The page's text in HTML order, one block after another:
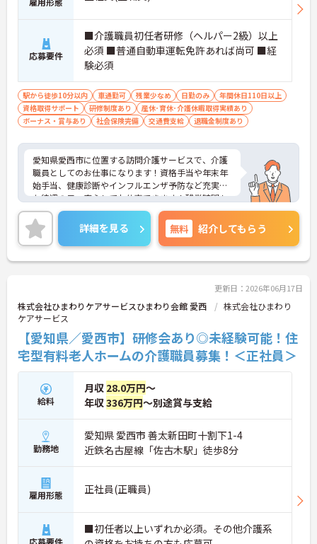
応募要件
■介護職員初任者研修（ヘルパー2級）以上
必須 ■普通自動車運転免許あれば尚可 ■経
験必須
駅から徒歩10分以内 車通勤可 残業少なめ 日勤のみ
年間休日110日以上
資格取得サポート
研修制度あり
産休･育休･介護休暇取得実績あり
ボーナス・賞与あり
社会保険完備 交通費支給 退職金制度あり
愛知県愛西市に位置する訪問介護サービスで、介護
職員としてのお仕事になります！資格手当や年末年
始手当、健康診断やインフルエンザ予防など充実し
た待遇の元、安心してお仕事できます！残業時間も
無理のない時間なので、ライフバランスを保ちなが
らお仕事できます♪ご興味ある方は面接ポイントを
お伝えしますので、お気軽にお問い合わせください
♪
詳細を見る 無料 紹介してもらう
更新日：2026年06月17日
株式会社ひまわりケアサービスひまわり会館 愛西
株式会社ひまわり
ケアサービス
【愛知県／愛西市】研修会あり◎未経験可能！住
宅型有料老人ホームの介護職員募集！＜正社員＞
給料
月収 28.0万円～
年収336万円～別途賞与支給
勤務地
愛知県 愛西市 善太新田町十割下1-4
近鉄名古屋線「佐古木駅」徒歩8分
雇用形態 正社員(正職員)
■初任者以上いずれか必須。その他介護系